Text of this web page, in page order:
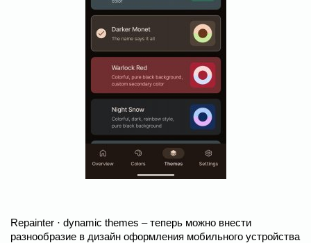
Repainter · dynamic themes – теперь можно внести
разнообразие в дизайн оформления мобильного устройства